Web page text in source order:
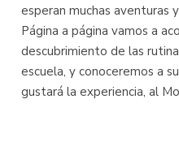
esperan muchas aventuras
Página a página vamos a
descubrimiento de las
escuela, y conoceremos a
gustará la experiencia, al